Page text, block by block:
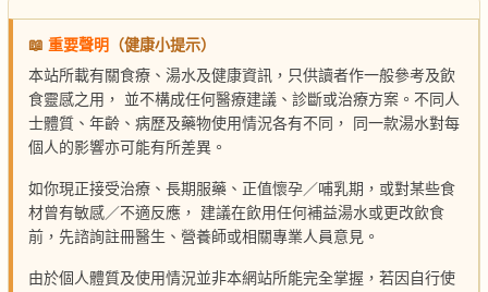
📖 重要聲明
（健康小提示）
本站所載有關食療、湯水及健康資訊，只供讀者作一般參考及飲
食靈感之用， 並不構成任何醫療建議、診斷或治療方案。不同人
士體質、年齡、病歷及藥物使用情況各有不同， 同一款湯水對每
個人的影響亦可能有所差異。
如你現正接受治療、長期服藥、正值懷孕／哺乳期，或對某些食
材曾有敏感／不適反應， 建議在飲用任何補益湯水或更改飲食
前，先諮詢註冊醫生、營養師或相關專業人員意見。
由於個人體質及使用情況並非本網站所能完全掌握，若因自行使